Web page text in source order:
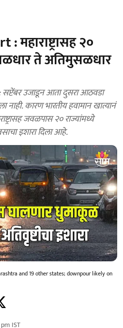
महाराष्ट्रासह २०
ते अतिमुसळधार
उजाडून आता दुसरा आठवडा
कारण भारतीय हवामान खात्यानं
जवळपास २० राज्यांमध्ये
इशारा दिला आहे.
and 19 other states; downpour likely on
IST